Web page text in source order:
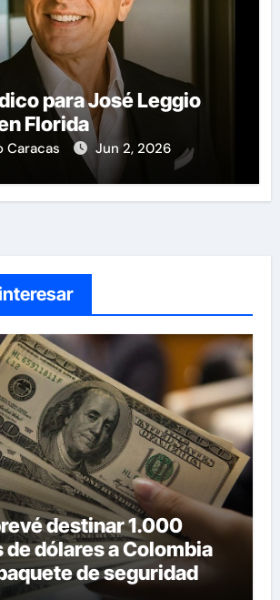
para José Leggio
Florida
Caracas Jun 2, 2026
destinar 1.000
dólares a Colombia
de seguridad